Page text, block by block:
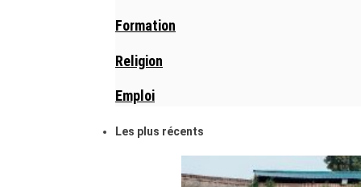
Formation
Religion
Emploi
Les plus récents